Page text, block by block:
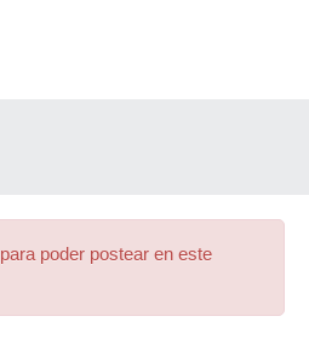
para poder postear en este